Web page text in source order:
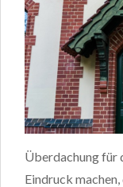
Überdachung für
Eindruck